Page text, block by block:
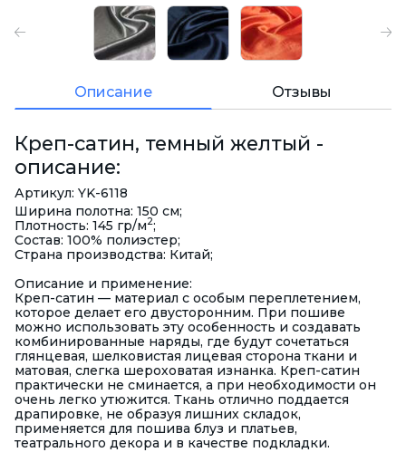
Описание Отзывы
Креп-сатин, темный желтый -
описание:
Артикул: YK-6118
Ширина полотна: 150 см;
Плотность: 145 гр/м2;
Состав: 100% полиэстер;
Страна производства: Китай;
Описание и применение:
Креп-сатин — материал с особым переплетением,
которое делает его двусторонним. При пошиве
можно использовать эту особенность и создавать
комбинированные наряды, где будут сочетаться
глянцевая, шелковистая лицевая сторона ткани и
матовая, слегка шероховатая изнанка. Креп-сатин
практически не сминается, а при необходимости он
очень легко утюжится. Ткань отлично поддается
драпировке, не образуя лишних складок,
применяется для пошива блуз и платьев,
театрального декора и в качестве подкладки.